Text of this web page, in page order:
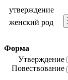
утверждение
женский род
Форма
Утверждение
Повествование